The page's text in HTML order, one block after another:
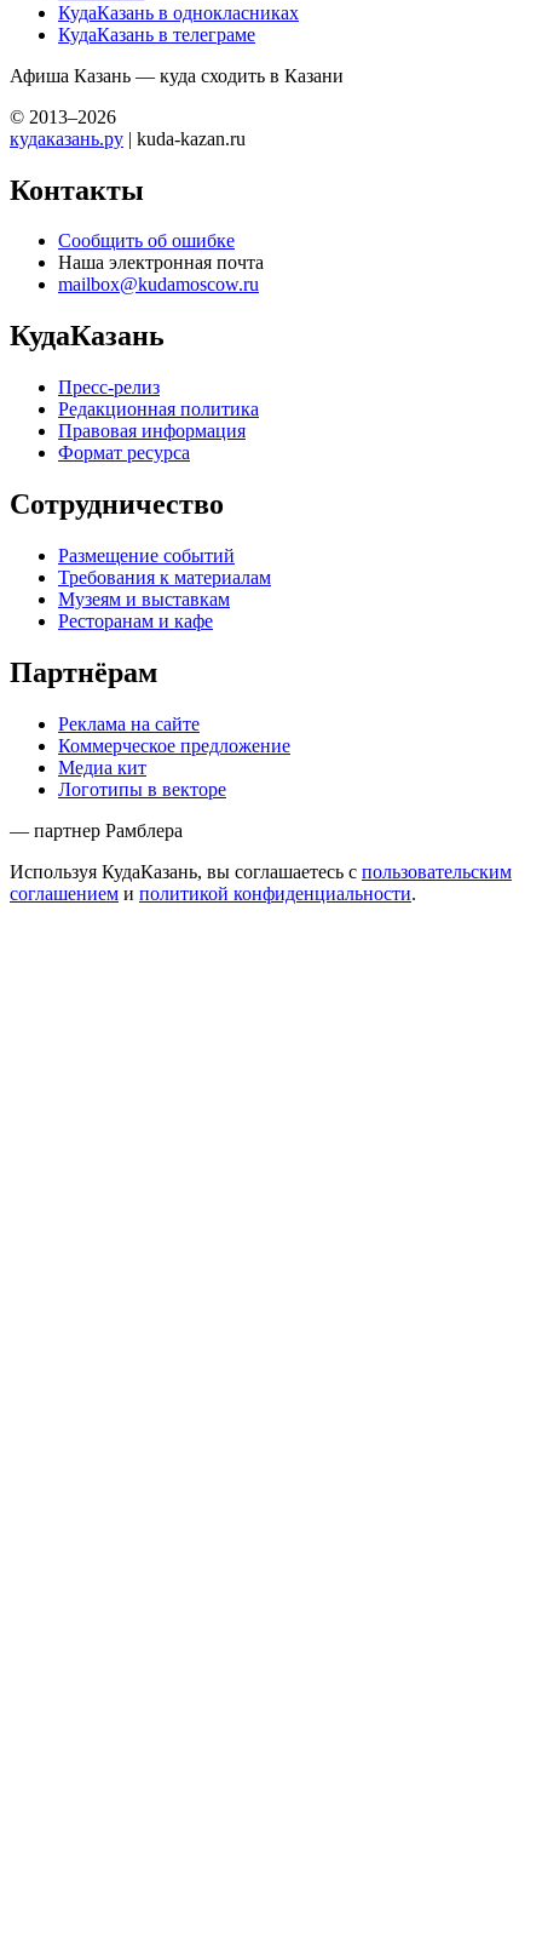
КудаКазань в однокласниках
КудаКазань в телеграме
Афиша Казань — куда сходить в Казани
© 2013–2026
кудаказань.ру | kuda-kazan.ru
Контакты
Сообщить об ошибке
Наша электронная почта
mailbox@kudamoscow.ru
КудаКазань
Пресс-релиз
Редакционная политика
Правовая информация
Формат ресурса
Сотрудничество
Размещение событий
Требования к материалам
Музеям и выставкам
Ресторанам и кафе
Партнёрам
Реклама на сайте
Коммерческое предложение
Медиа кит
Логотипы в векторе
— партнер Рамблера
Используя КудаКазань, вы соглашаетесь с пользовательским
соглашением и политикой конфиденциальности.